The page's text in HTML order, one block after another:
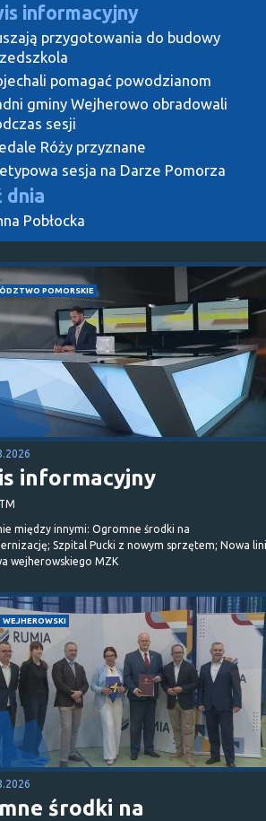
informacyjny
przygotowania do budowy
pomagać powodzianom
gminy Wejherowo obradowali
sesji
Róży przyznane
sesja na Darze Pomorza
dnia
Pobłocka
POMORSKIE
informacyjny
między innymi: Ogromne środki na
Szpital Pucki z nowym sprzętem; Nowa
wejherowskiego MZK
środki na